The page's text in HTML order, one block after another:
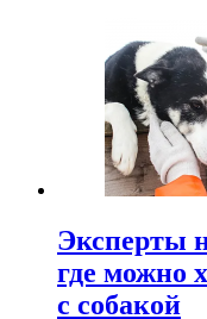
Эксперты
где можно
с собакой